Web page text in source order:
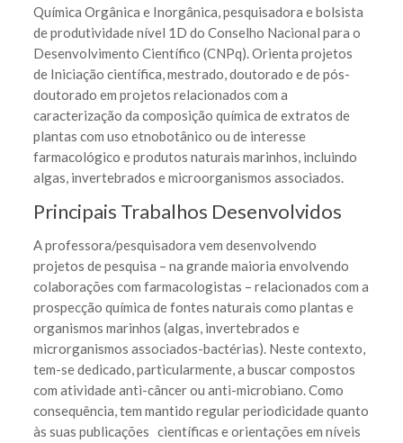
Química Orgânica e Inorgânica, pesquisadora e bolsista
de produtividade nível 1D do Conselho Nacional para o
Desenvolvimento Científico (CNPq). Orienta projetos
de Iniciação científica, mestrado, doutorado e de pós-
doutorado em projetos relacionados com a
caracterização da composição química de extratos de
plantas com uso etnobotânico ou de interesse
farmacológico e produtos naturais marinhos, incluindo
algas, invertebrados e microorganismos associados.
Principais Trabalhos Desenvolvidos
A professora/pesquisadora vem desenvolvendo
projetos de pesquisa – na grande maioria envolvendo
colaborações com farmacologistas – relacionados com a
prospecção química de fontes naturais como plantas e
organismos marinhos (algas, invertebrados e
microrganismos associados-bactérias). Neste contexto,
tem-se dedicado, particularmente, a buscar compostos
com atividade anti-câncer ou anti-microbiano. Como
consequência, tem mantido regular periodicidade quanto
às suas publicações científicas e orientações em níveis